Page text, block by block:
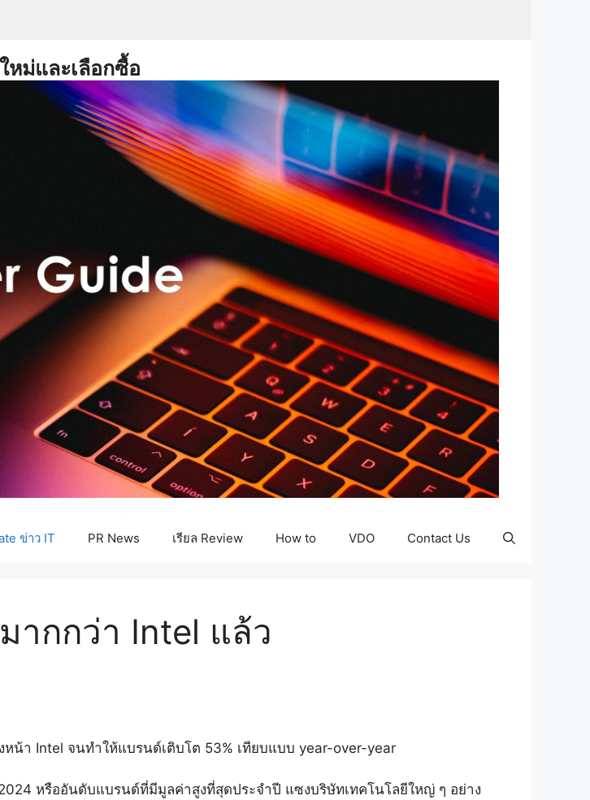
หม่และเลือกซื้อ
ข่าว IT PR News เรียล Review How to VDO Contact Us
ากกว่า Intel แล้ว
า Intel จนทำให้แบรนด์เติบโต 53% เทียบแบบ year-over-year
หรืออันดับแบรนด์ที่มีมูลค่าสูงที่สุดประจำปี แซงบริษัทเทคโนโลยีใหญ่ ๆ อย่าง